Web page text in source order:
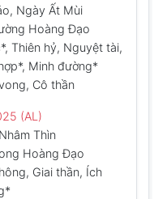
Ngày Ất Mùi
Hoàng Đạo
Thiên hỷ, Nguyệt tài,
Minh đường*
Cô thần
(AL)
Thìn
Hoàng Đạo
Giai thần, Ích